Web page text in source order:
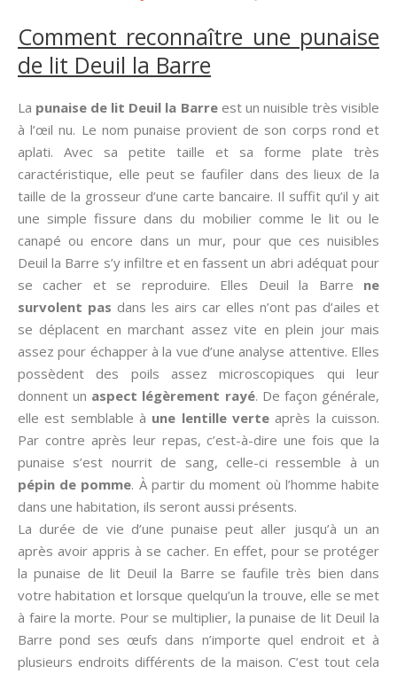
Comment reconnaître une punaise
de lit Deuil la Barre
La punaise de lit Deuil la Barreest un nuisible très visible
à l’œil nu. Le nom punaise provient de son corps rond et
aplati. Avec sa petite taille et sa forme plate très
caractéristique, elle peut se faufiler dans des lieux de la
taille de la grosseur d’une carte bancaire. Il suffit qu’il y ait
une simple fissure dans du mobilier comme le lit ou le
canapé ou encore dans un mur, pour que ces nuisibles
Deuil la Barre s’y infiltre et en fassent un abri adéquat pour
se cacher et se reproduire. Elles Deuil la Barre ne
survolent pas dans les airs car elles n’ont pas d’ailes et
se déplacent en marchant assez vite en plein jour mais
assez pour échapper à la vue d’une analyse attentive. Elles
possèdent des poils assez microscopiques qui leur
donnent un aspect légèrement rayé. De façon générale,
elle est semblable à une lentille verte après la cuisson.
Par contre après leur repas, c’est-à-dire une fois que la
punaise s’est nourrit de sang, celle-ci ressemble à un
pépin de pomme. À partir du moment où l’homme habite
dans une habitation, ils seront aussi présents.
La durée de vie d’une punaise peut aller jusqu’à un an
après avoir appris à se cacher. En effet, pour se protéger
la punaise de lit Deuil la Barre se faufile très bien dans
votre habitation et lorsque quelqu’un la trouve, elle se met
à faire la morte. Pour se multiplier, la punaise de lit Deuil la
Barre pond ses œufs dans n’importe quel endroit et à
plusieurs endroits différents de la maison. C’est tout cela